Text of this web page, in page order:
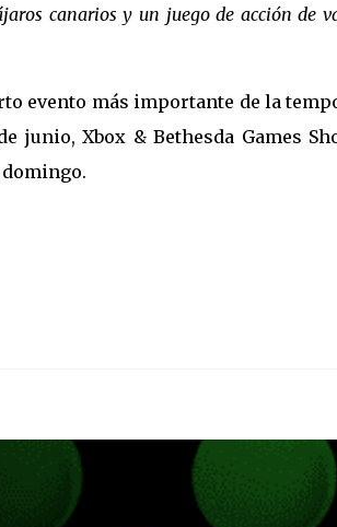
canarios y un juego de acción de
evento más importante de la
junio, Xbox & Bethesda Games